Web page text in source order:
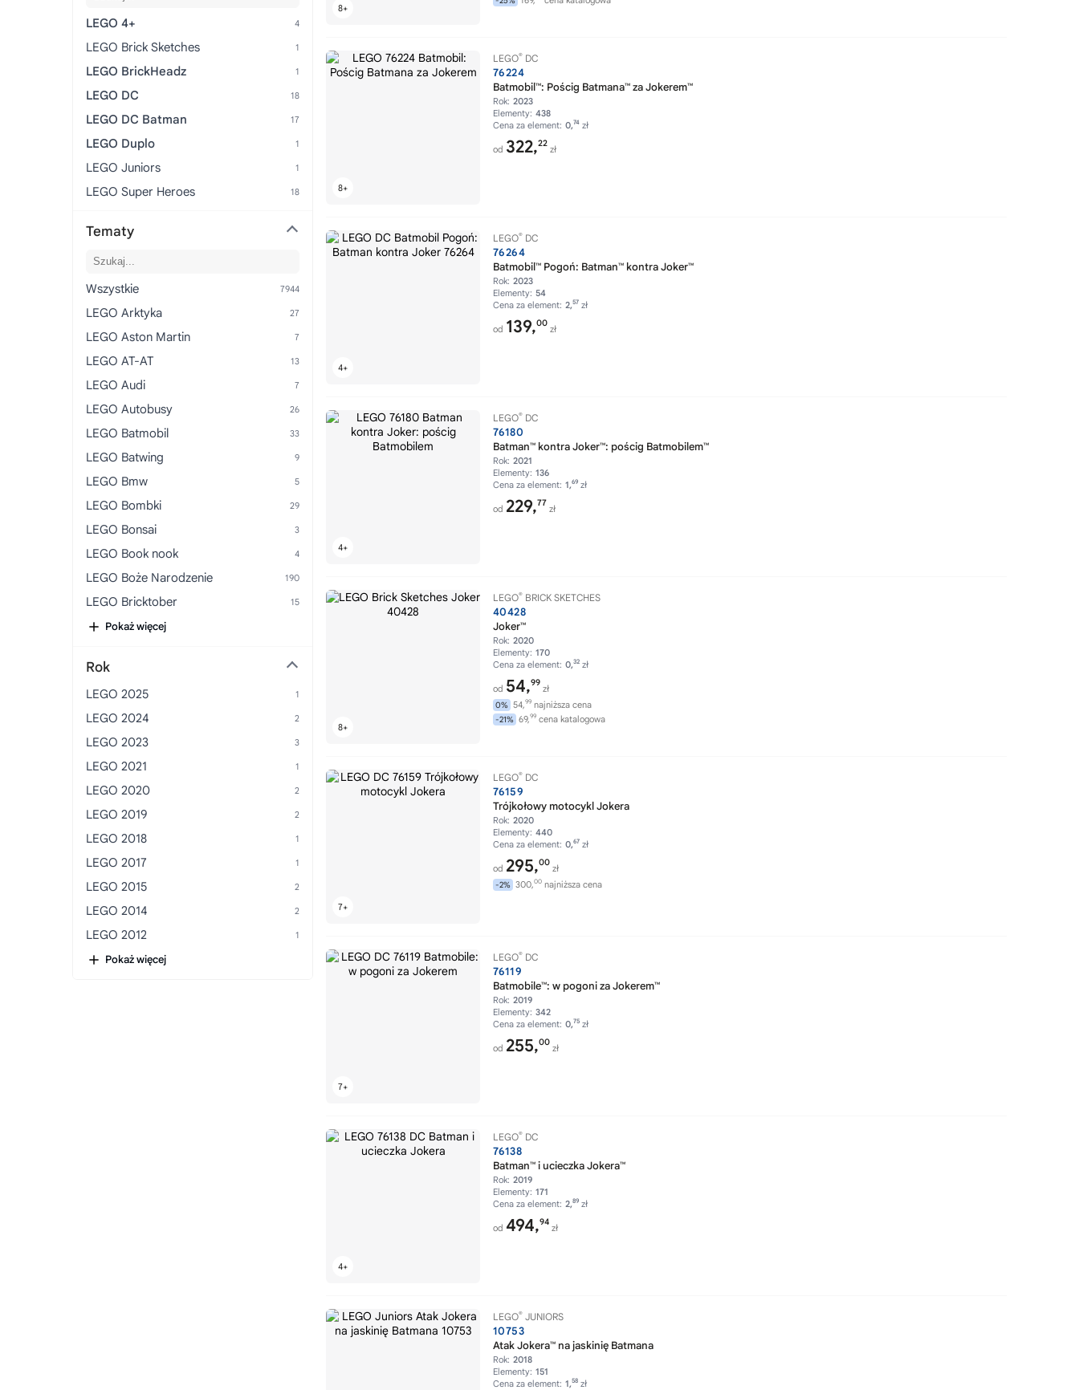
LEGO® DC
76224
Batmobil™: Pościg Batmana™ za Jokerem™
Rok: 2023
Elementy: 438
Cena za element: 0,74 zł
od 322,22
zł
LEGO® DC
76264
Batmobil™ Pogoń: Batman™ kontra Joker™
Rok: 2023
Elementy: 54
Cena za element: 2,57 zł
od 139,00
zł
LEGO® DC
76180
Batman™ kontra Joker™: pościg Batmobilem™
Rok: 2021
Elementy: 136
Cena za element: 1,69 zł
od 229,77
zł
LEGO® BRICK SKETCHES
40428
Joker™
Rok: 2020
Elementy: 170
Cena za element: 0,32 zł
od 54,99
zł
0% 54,99 najniższa cena
-21% 69,99 cena katalogowa
LEGO® DC
76159
Trójkołowy motocykl Jokera
Rok: 2020
Elementy: 440
Cena za element: 0,67 zł
od 295,00
zł
-2% 300,00 najniższa cena
LEGO® DC
76119
Batmobile™: w pogoni za Jokerem™
Rok: 2019
Elementy: 342
Cena za element: 0,75 zł
od 255,00
zł
LEGO® DC
76138
Batman™ i ucieczka Jokera™
Rok: 2019
Elementy: 171
Cena za element: 2,89 zł
od 494,94
zł
LEGO® JUNIORS
10753
Atak Jokera™ na jaskinię Batmana
Rok: 2018
Elementy: 151
Cena za element: 1,58 zł
LEGO 4+
LEGO Brick Sketches
LEGO BrickHeadz
LEGO DC
LEGO DC Batman
LEGO Duplo
LEGO Juniors
LEGO Super Heroes
Tematy
Wszystkie
LEGO Arktyka
LEGO Aston Martin
LEGO AT-AT
LEGO Audi
LEGO Autobusy
LEGO Batmobil
LEGO Batwing
LEGO Bmw
LEGO Bombki
LEGO Bonsai
LEGO Book nook
LEGO Boże Narodzenie
LEGO Bricktober
LEGO Budowa
LEGO Bugatti
LEGO Bugatti Chiron
LEGO Bukiety
LEGO Buty
LEGO Chevrolet
LEGO Chiński Nowy Rok
LEGO Choinki
LEGO Ciężarówki
LEGO Cristiano Ronaldo
LEGO Darth Vader
LEGO DeLorean
LEGO Dinozaury
LEGO Dioramy
Pokaż więcej
Rok
LEGO 2025
LEGO 2024
LEGO 2023
LEGO 2021
LEGO 2020
LEGO 2019
LEGO 2018
LEGO 2017
LEGO 2015
LEGO 2014
LEGO 2012
Pokaż więcej